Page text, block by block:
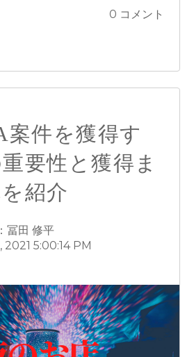
0 コメント
件を獲得す
要性と獲得ま
紹介
冨田 修平
2021 5:00:14 PM